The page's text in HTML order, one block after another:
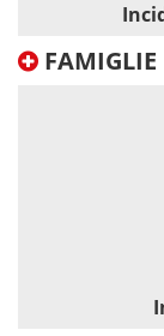
FAMIGLIE